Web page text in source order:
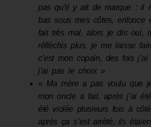
pas qu’il y ait de marque : il
bas sous mes côtes, enfonce
fait très mal, alors je dis oui,
réfléchis plus, je me laisse
c’est mon copain, des fois
j’ai pas le choix »
« Ma mère a pas voulu que
mon oncle a fait, après j’ai
été violée plusieurs fois à
après ça s’est arrêté, ils